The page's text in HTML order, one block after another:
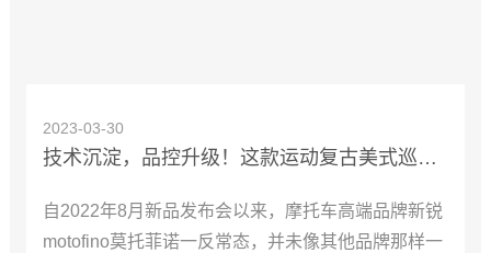
2023-03-30
技术沉淀，品控升级！这款运动复古美式巡航性能配置抗打，颜值真香！
自2022年8月新品发布会以来，摩托车高端品牌新锐
motofino莫托菲诺一反常态，并未像其他品牌那样一